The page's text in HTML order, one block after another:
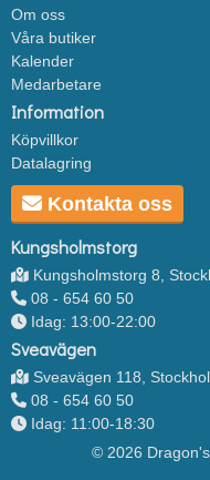
Om oss
Våra butiker
Kalender
Medarbetare
Information
Köpvillkor
Datalagring
Kontakta oss
Kungsholmstorg
Kungsholmstorg 8,
08 - 654 60 50
Idag: 13:00-22:00
Sveavägen
Sveavägen 118,
08 - 654 60 50
Idag: 11:00-18:30
© 2026